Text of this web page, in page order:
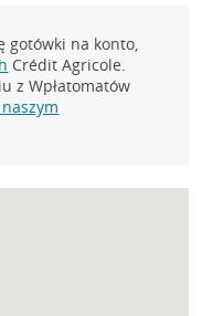
gotówki na konto,
Crédit Agricole.
z Wpłatomatów